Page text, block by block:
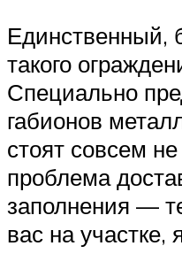
Единственный,
такого
Специально
габионов
стоят совсем
проблема
заполнения —
вас на участке,